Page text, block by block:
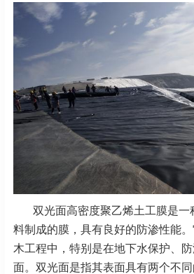
双光面高密度聚乙烯土工膜是一
料制成的膜，具有良好的防渗性能
木工程中，特别是在地下水保护、
面。双光面是指其表面具有两个不